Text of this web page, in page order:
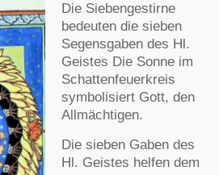
Die Siebengestirne
bedeuten die sieben
Segensgaben des Hl.
Geistes Die Sonne im
Schattenfeuerkreis
symbolisiert Gott, den
Allmächtigen.
Die sieben Gaben des
Hl. Geistes helfen dem